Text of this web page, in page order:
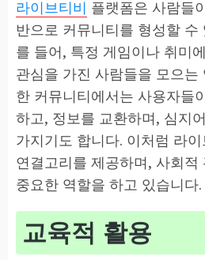
라이브티비 플랫폼은 사람들
반으로 커뮤니티를 형성할 수
를 들어, 특정 게임이나 취미
관심을 가진 사람들을 모으는
한 커뮤니티에서는 사용자들
하고, 정보를 교환하며, 심지
가지기도 합니다. 이처럼 라
연결고리를 제공하며, 사회적
중요한 역할을 하고 있습니다.
교육적 활용